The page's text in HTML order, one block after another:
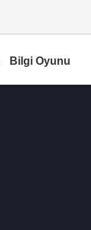
Bilgi Oyunu